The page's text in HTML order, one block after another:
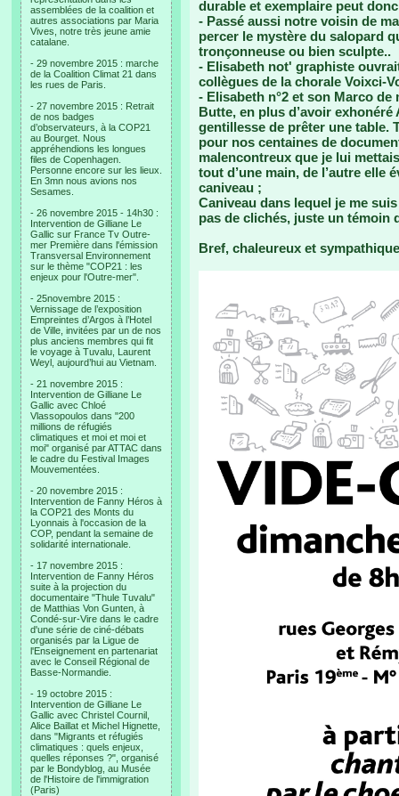
assemblées de la coalition et
autres associations par Maria
Vives, notre très jeune amie
catalane.
- 29 novembre 2015 : marche
de la Coalition Climat 21 dans
les rues de Paris.
- 27 novembre 2015 : Retrait
de nos badges
d’observateurs, à la COP21
au Bourget. Nous
appréhendions les longues
files de Copenhagen.
Personne encore sur les lieux.
En 3mn nous avions nos
Sesames.
- 26 novembre 2015 - 14h30 :
Intervention de Gilliane Le
Gallic sur France Tv Outre-
mer Première dans l'émission
Transversal Environnement
sur le thème "COP21 : les
enjeux pour l'Outre-mer".
- 25novembre 2015 :
Vernissage de l’exposition
Empreintes d’Argos à l’Hotel
de Ville, invitées par un de nos
plus anciens membres qui fit
le voyage à Tuvalu, Laurent
Weyl, aujourd’hui au Vietnam.
- 21 novembre 2015 :
Intervention de Gilliane Le
Gallic avec Chloé
Vlassopoulos dans "200
millions de réfugiés
climatiques et moi et moi et
moi" organisé par ATTAC dans
le cadre du Festival Images
Mouvementées.
- 20 novembre 2015 :
Intervention de Fanny Héros à
la COP21 des Monts du
Lyonnais à l'occasion de la
COP, pendant la semaine de
solidarité internationale.
- 17 novembre 2015 :
Intervention de Fanny Héros
suite à la projection du
documentaire "Thule Tuvalu"
de Matthias Von Gunten, à
Condé-sur-Vire dans le cadre
d'une série de ciné-débats
organisés par la Ligue de
l'Enseignement en partenariat
avec le Conseil Régional de
Basse-Normandie.
- 19 octobre 2015 :
Intervention de Gilliane Le
Gallic avec Christel Cournil,
Alice Baillat et Michel Hignette,
dans "Migrants et réfugiés
climatiques : quels enjeux,
quelles réponses ?", organisé
par le Bondyblog, au Musée
de l'Histoire de l'immigration
(Paris)
durable et exemplaire peut
- Passé aussi notre voisin de
percer le mystère du salopard
tronçonneuse ou bien sculpte..
- Elisabeth not' graphiste
collègues de la chorale Voixci-
- Elisabeth n°2 et son Marco
Butte, en plus d’avoir exhonéré
gentillesse de prêter une table.
pour nos centaines de
malencontreux que je lui
tout d’une main, de l’autre elle
caniveau ;
Caniveau dans lequel je me
pas de clichés, juste un
Bref, chaleureux et